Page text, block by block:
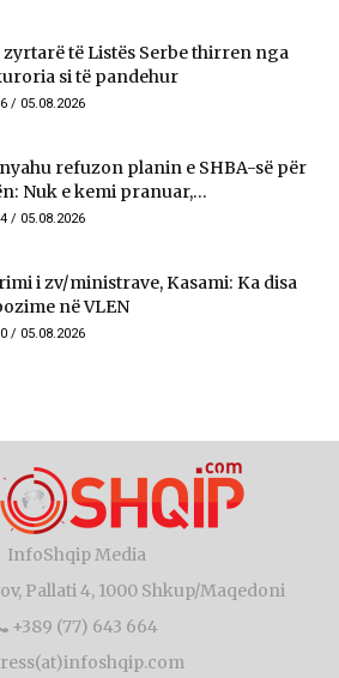
zyrtarë të Listës Serbe thirren nga
si të pandehur
/ 05.08.2026
refuzon planin e SHBA-së për
Nuk e kemi pranuar,...
/ 05.08.2026
i zv/ministrave, Kasami: Ka disa
në VLEN
/ 05.08.2026
InfoShqip Media
Pallati 4, 1000 Shkup/Maqedoni
+389 (77) 643 664